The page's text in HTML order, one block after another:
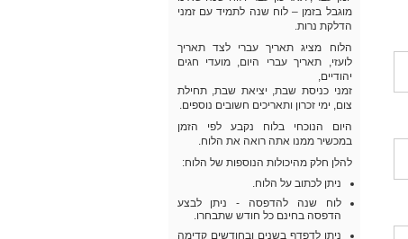
מוגבל בזמן – לוח שנה לתמיד עם זמני
הדלקת נרות.
הלוח מציג תאריך עברי לצד תאריך
לועזי, תאריך עברי היום, מועדי חגים
יהודיים,
זמני כניסת שבת, יציאת שבת, תחילת
צום, ימי זכרון ותאריכים חשובים נוספים.
היום הנוכחי בלוח נקבע לפי הזמן
במכשיר ממנו אתה רואה את הלוח.
להלן חלק מהיכולות הנוספות של הלוח:
ניתן לכתוב על הלוח.
לוח שנה להדפסה - ניתן לבצע
הדפסה בחינם כל חודש שתבחרו.
ניתן לדפדף בשנים ובחודשים קדימה